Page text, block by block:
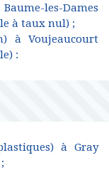
les-Dames
à taux nul) ;
à Voujeaucourt
:
à Gray